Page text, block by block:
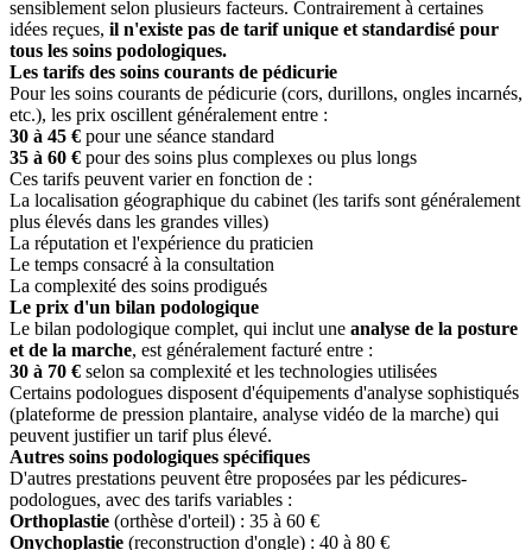
sensiblement selon plusieurs facteurs. Contrairement à certaines
idées reçues, il n'existe pas de tarif unique et standardisé pour
tous les soins podologiques.
Les tarifs des soins courants de pédicurie
Pour les soins courants de pédicurie (cors, durillons, ongles incarnés,
etc.), les prix oscillent généralement entre :
30 à 45 € pour une séance standard
35 à 60 € pour des soins plus complexes ou plus longs
Ces tarifs peuvent varier en fonction de :
La localisation géographique du cabinet (les tarifs sont généralement
plus élevés dans les grandes villes)
La réputation et l'expérience du praticien
Le temps consacré à la consultation
La complexité des soins prodigués
Le prix d'un bilan podologique
Le bilan podologique complet, qui inclut une analyse de la posture
et de la marche, est généralement facturé entre :
30 à 70 € selon sa complexité et les technologies utilisées
Certains podologues disposent d'équipements d'analyse sophistiqués
(plateforme de pression plantaire, analyse vidéo de la marche) qui
peuvent justifier un tarif plus élevé.
Autres soins podologiques spécifiques
D'autres prestations peuvent être proposées par les pédicures-
podologues, avec des tarifs variables :
Orthoplastie (orthèse d'orteil) : 35 à 60 €
Onychoplastie (reconstruction d'ongle) : 40 à 80 €